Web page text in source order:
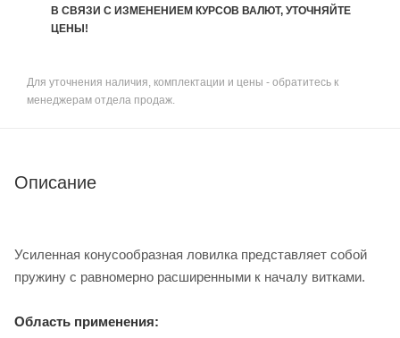
В СВЯЗИ С ИЗМЕНЕНИЕМ КУРСОВ ВАЛЮТ, УТОЧНЯЙТЕ
ЦЕНЫ!
Для уточнения наличия, комплектации и цены - обратитесь к
менеджерам отдела продаж.
Описание
Усиленная конусообразная ловилка представляет собой
пружину с равномерно расширенными к началу витками.
Область применения: